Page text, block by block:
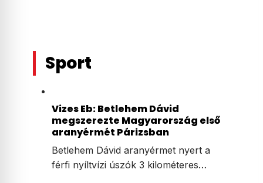
Sport
Vizes Eb: Betlehem Dávid
megszerezte Magyarország első
aranyérmét Párizsban
Betlehem Dávid aranyérmet nyert a
férfi nyíltvízi úszók 3 kilométeres…